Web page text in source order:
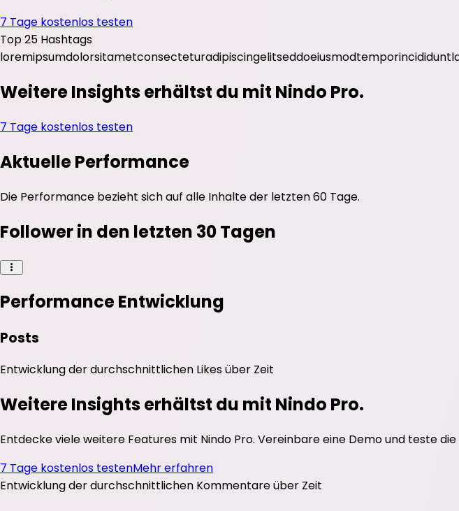
7 Tage kostenlos testen
Top 25 Hashtags
loremipsumdolorsitametconsecteturadipiscingelitseddoeiusmodtemporincididunt
Weitere Insights erhältst du mit Nindo Pro.
7 Tage kostenlos testen
Aktuelle Performance
Die Performance bezieht sich auf alle Inhalte der letzten 60 Tage.
Follower in den letzten 30 Tagen
Performance Entwicklung
Posts
Entwicklung der durchschnittlichen Likesüber Zeit
Weitere Insights erhältst du mit Nindo Pro.
Entdecke viele weitere Features mit Nindo Pro. Vereinbare eine Demo und teste
7 Tage kostenlos testenMehr erfahren
Entwicklung der durchschnittlichen Kommentareüber Zeit